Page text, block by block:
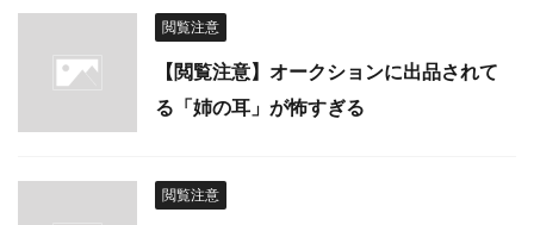
閲覧注意
【閲覧注意】オークションに出品されて
る「姉の耳」が怖すぎる
閲覧注意